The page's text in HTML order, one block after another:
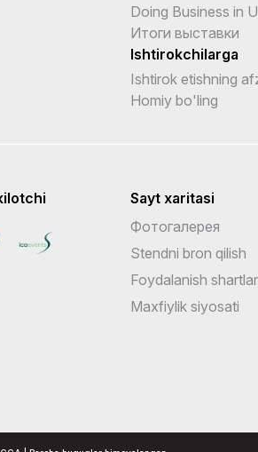
Doing Business in
Итоги выставки
Ishtirokchilarga
Ishtirok etishning
Homiy bo'ling
Sayt xaritasi
Фотогалерея
Stendni bron qilish
Foydalanish
Maxfiylik siyosati